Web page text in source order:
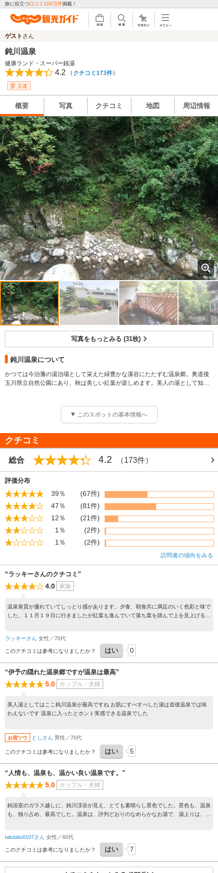
旅に役立つ口コミ100万件掲載！
ゲスト さん
鈍川温泉
健康ランド・スーパー銭湯
4.2 （ クチコミ173件）
王道
概要 写真 クチコミ 地図 周辺情報
写真をもっとみる (31枚)
鈍川温泉について
かつては今治藩の湯治場として栄えた緑豊かな溪谷にたたずむ温泉郷。奥道後
玉川県立自然公園にあり、秋は美しい紅葉が楽しめます。美人の湯として知ら
【宿泊情報】総定員：320人、宿泊施設軒数：5軒
【温泉情報】温泉泉質：低張性アルカリ性冷鉱泉、温泉効能：神経痛、婦人
このスポットの基本情報へ
クチコミ
総合 4.2 （173件）
評価分布
39％
(67件)
47％
(81件)
12％
(21件)
1％
(2件)
1％
(2件)
訪問者の傾向をみる
“ラッキーさんのクチコミ”
4.0 家族
温泉泉質が優れていてしっとり感があります。夕食、朝食共に満足のいく色彩と味で
した。１１月１９日に行きましたが紅葉も進んでいて落ち葉を踏んで上を見上げると
ラッキーさん 女性／70代
このクチコミは参考になりましたか？ はい 0
“伊予の隠れた温泉郷ですが温泉は最高”
5.0 カップル・夫婦
美人湯としてはここ鈍川温泉が最高ですね お肌にすべすべした湯は道後温泉では味
わえないです 温泉に入ったとホント実感できる温泉でした
お宿ツウ としさん 男性／70代
このクチコミは参考になりましたか？ はい 5
“人情も、温泉も、温かい良い温泉です。”
5.0 カップル・夫婦
鈍浴室のガラス越しに、鈍川渓谷が見え、とても素晴らし景色でした。景色も、温泉
も、独り占め、最高でした。温泉は、評判どおりのなめらかなお湯で、湯上りは、肌
tatutatu0107さん 女性／60代
このクチコミは参考になりましたか？ はい 7